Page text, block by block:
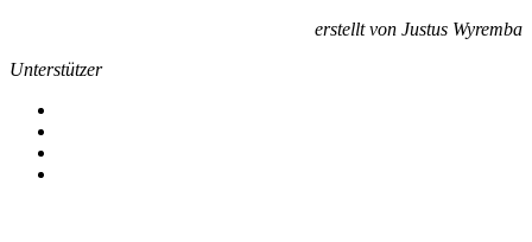
erstellt von Justus Wyremba
Unterstützer